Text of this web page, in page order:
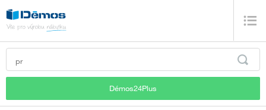
Démos24Plus